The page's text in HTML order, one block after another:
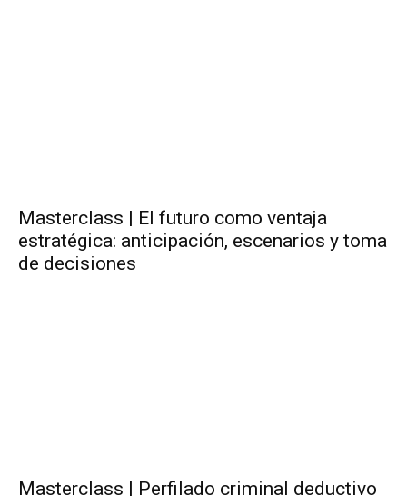
Masterclass | El futuro como ventaja
estratégica: anticipación, escenarios y toma
de decisiones
Masterclass | Perfilado criminal deductivo